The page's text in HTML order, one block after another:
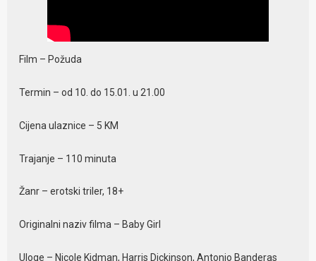
Film – Požuda
Termin – od 10. do 15.01. u 21.00
Cijena ulaznice – 5 KM
Trajanje – 110 minuta
Žanr – erotski triler, 18+
Originalni naziv filma – Baby Girl
Uloge – Nicole Kidman, Harris Dickinson, Antonio Banderas